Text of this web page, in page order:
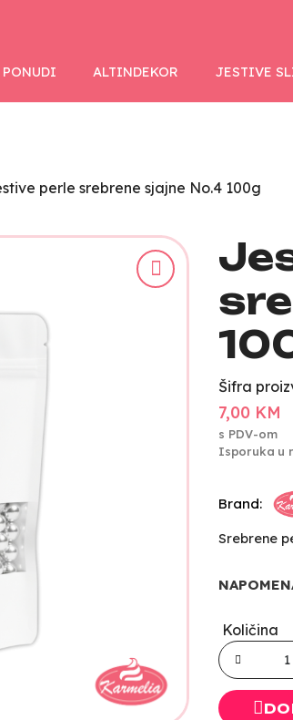
ALTINDEKOR JESTIVE
perle srebrene sjajne No.4 100g
Šifra
7,00 KM
s PDV-om
Isporuka u
Brand:
Srebrene
Količina